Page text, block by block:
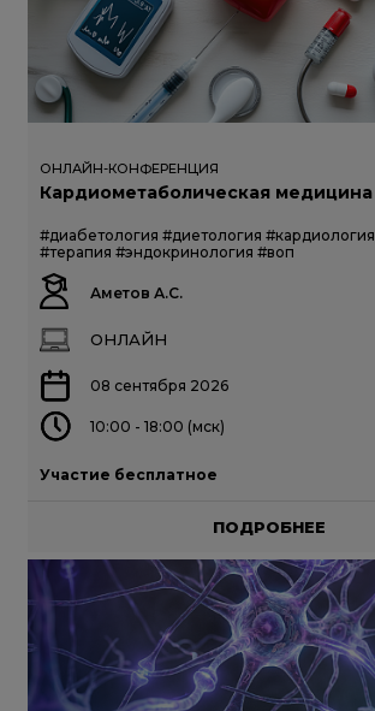
ОНЛАЙН-КОНФЕРЕНЦИЯ
Кардиометаболическая медицина
#диабетология #диетология #кардиология
#терапия #эндокринология #воп
Аметов А.С.
ОНЛАЙН
08 сентября 2026
10:00 - 18:00 (мск)
Участие бесплатное
ПОДРОБНЕЕ